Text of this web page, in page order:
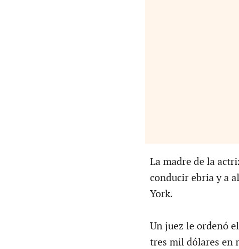
La madre de la
conducir ebria y a
York.
Un juez le ordenó
tres mil dólares en